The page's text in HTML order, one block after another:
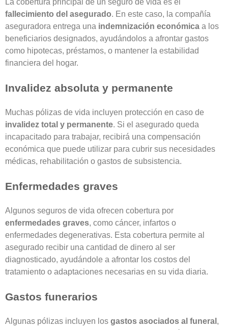
fallecimiento del asegurado. En este caso, la compañía
aseguradora entrega una indemnización económica a los
beneficiarios designados, ayudándolos a afrontar gastos
como hipotecas, préstamos, o mantener la estabilidad
financiera del hogar.
Invalidez absoluta y permanente
Muchas pólizas de vida incluyen protección en caso de
invalidez total y permanente. Si el asegurado queda
incapacitado para trabajar, recibirá una compensación
económica que puede utilizar para cubrir sus necesidades
médicas, rehabilitación o gastos de subsistencia.
Enfermedades graves
Algunos seguros de vida ofrecen cobertura por
enfermedades graves, como cáncer, infartos o
enfermedades degenerativas. Esta cobertura permite al
asegurado recibir una cantidad de dinero al ser
diagnosticado, ayudándole a afrontar los costos del
tratamiento o adaptaciones necesarias en su vida diaria.
Gastos funerarios
Algunas pólizas incluyen los gastos asociados al funeral ,